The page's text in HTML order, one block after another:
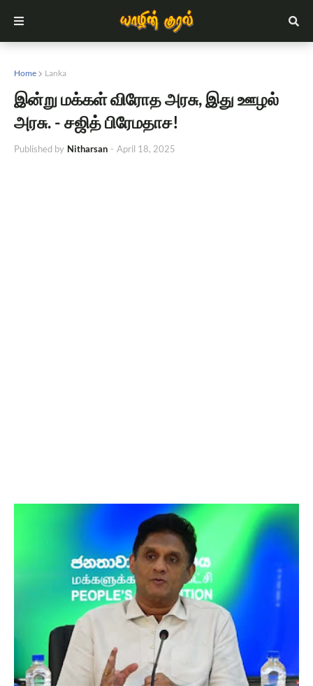
Home Lanka
இன்று மக்கள் விரோத அரசு, இது ஊழல்
அரசு. - சஜித் பிரேமதாச!
Published by Nitharsan - April 18, 2025